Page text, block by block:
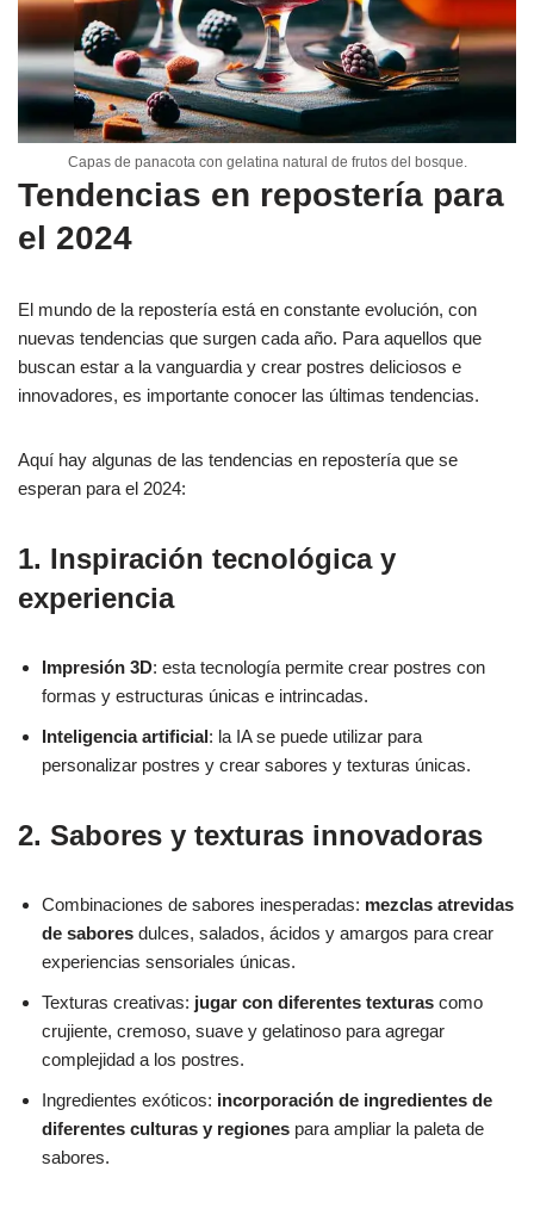
Capas de panacota con gelatina natural de frutos del bosque.
Tendencias en repostería para
el 2024
El mundo de la repostería está en constante evolución, con
nuevas tendencias que surgen cada año. Para aquellos que
buscan estar a la vanguardia y crear postres deliciosos e
innovadores, es importante conocer las últimas tendencias.
Aquí hay algunas de las tendencias en repostería que se
esperan para el 2024:
1. Inspiración tecnológica y
experiencia
Impresión 3D: esta tecnología permite crear postres con
formas y estructuras únicas e intrincadas.
Inteligencia artificial: la IA se puede utilizar para
personalizar postres y crear sabores y texturas únicas.
2. Sabores y texturas innovadoras
Combinaciones de sabores inesperadas: mezclas atrevidas
de sabores dulces, salados, ácidos y amargos para crear
experiencias sensoriales únicas.
Texturas creativas: jugar con diferentes texturas como
crujiente, cremoso, suave y gelatinoso para agregar
complejidad a los postres.
Ingredientes exóticos: incorporación de ingredientes de
diferentes culturas y regiones para ampliar la paleta de
sabores.